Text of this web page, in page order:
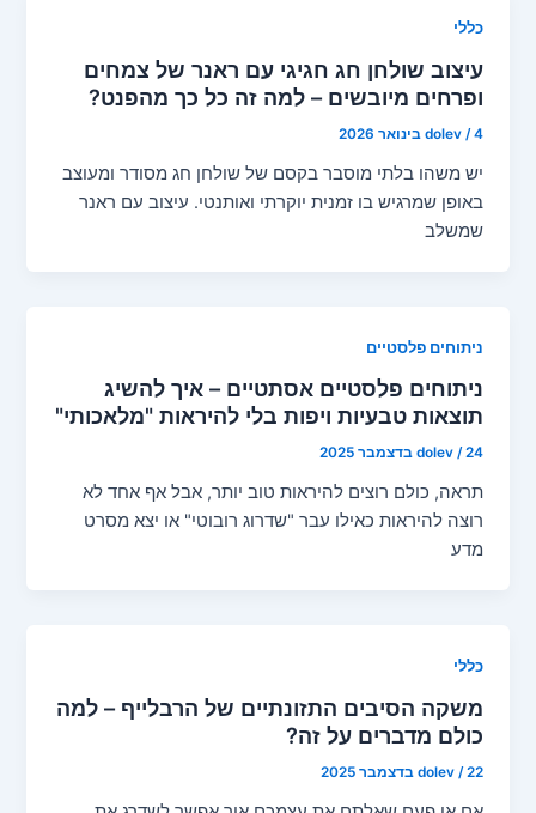
כללי
עיצוב שולחן חג חגיגי עם ראנר של צמחים
ופרחים מיובשים – למה זה כל כך מהפנט?
dolev /4 בינואר 2026
יש משהו בלתי מוסבר בקסם של שולחן חג מסודר ומעוצב
באופן שמרגיש בו זמנית יוקרתי ואותנטי. עיצוב עם ראנר
שמשלב
ניתוחים פלסטיים
ניתוחים פלסטיים אסתטיים – איך להשיג
תוצאות טבעיות ויפות בלי להיראות "מלאכותי"
dolev /24 בדצמבר 2025
תראה, כולם רוצים להיראות טוב יותר, אבל אף אחד לא
רוצה להיראות כאילו עבר "שדרוג רובוטי" או יצא מסרט
מדע
כללי
משקה הסיבים התזונתיים של הרבלייף – למה
כולם מדברים על זה?
dolev /22 בדצמבר 2025